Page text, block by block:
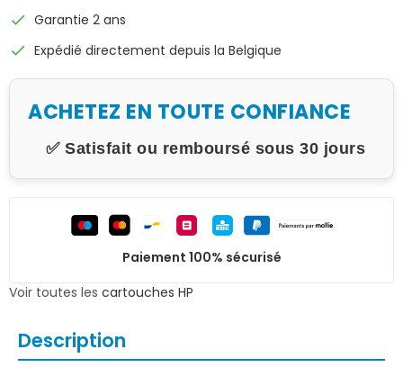
check Garantie 2 ans
check Expédié directement depuis la Belgique
ACHETEZ EN TOUTE CONFIANCE
✅ Satisfait ou remboursé sous 30 jours
Paiement 100% sécurisé
Voir toutes les cartouches HP
Description